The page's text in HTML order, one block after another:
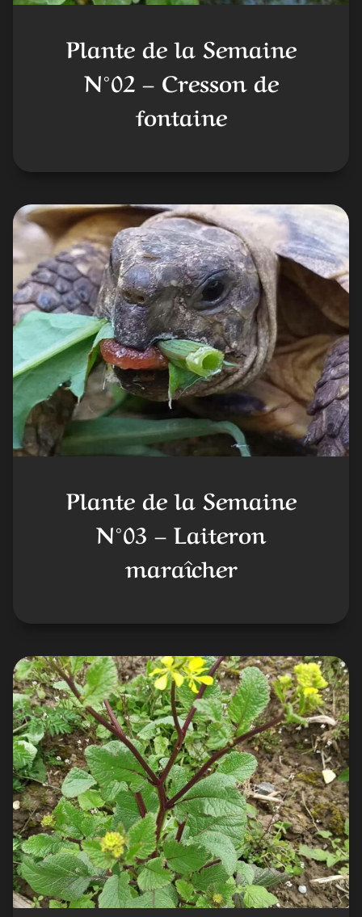
Plante de la Semaine
N°02 – Cresson de
fontaine
Plante de la Semaine
N°03 – Laiteron
maraîcher